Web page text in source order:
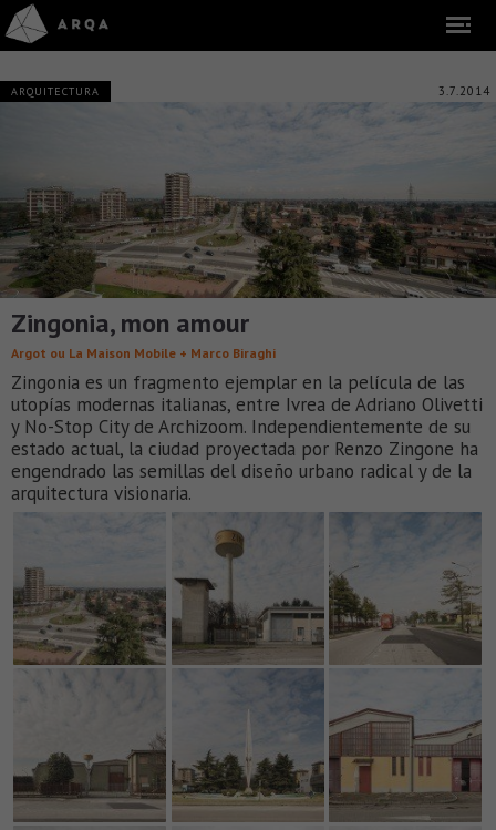
ARQUITECTURA 3.7.2014
Zingonia, mon amour
Argot ou La Maison Mobile + Marco Biraghi
Zingonia es un fragmento ejemplar en la película de las
utopías modernas italianas, entre Ivrea de Adriano Olivetti
y No-Stop City de Archizoom. Independientemente de su
estado actual, la ciudad proyectada por Renzo Zingone ha
engendrado las semillas del diseño urbano radical y de la
arquitectura visionaria.